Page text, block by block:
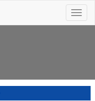
Toggle